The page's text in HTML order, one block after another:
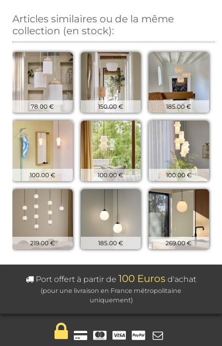
Articles similaires ou de la même
collection (en stock):
78.00 € 150.00 € 185.00 €
100.00 € 100.00 € 100.00 €
219.00 € 185.00 € 269.00 €
Port offert à partir de 100 Euros d'achat
(pour une livraison en France métropolitaine
uniquement)